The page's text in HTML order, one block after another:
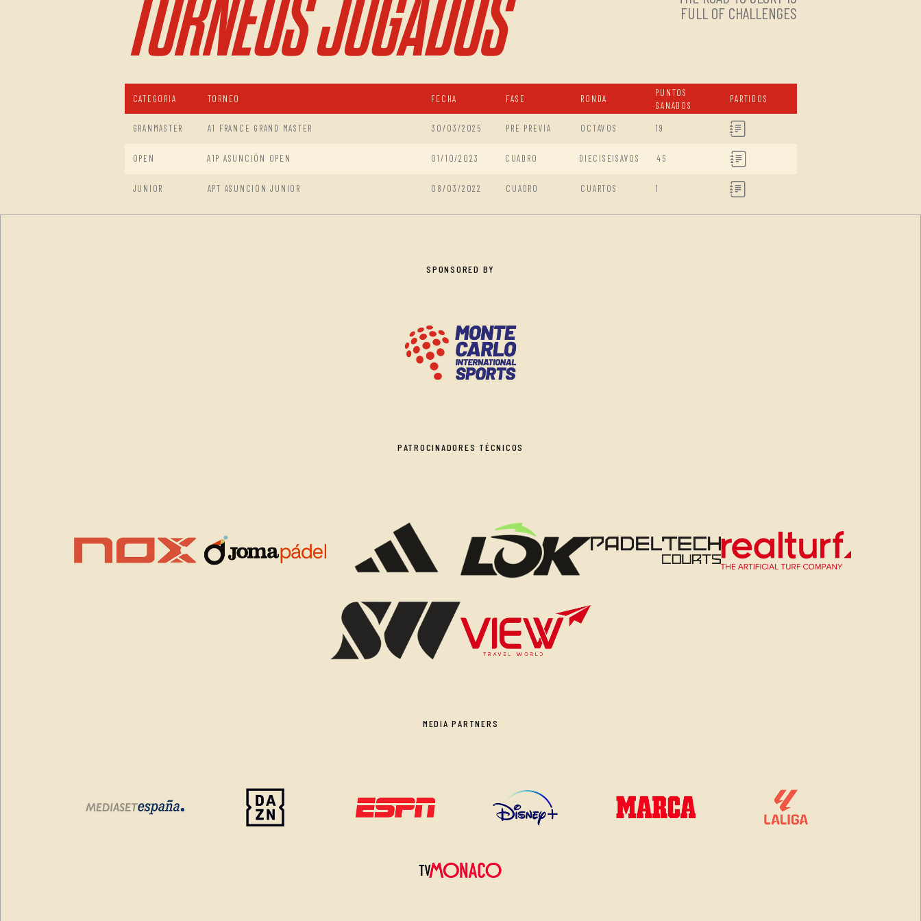
TORNEOS JUGADOS
FULL OF CHALLENGES
CATEGORIA TORNEO FECHA FASE RONDA
PUNTOS
GANADOS
PARTIDOS
GRANMASTER A1 FRANCE GRAND MASTER 30/03/2025 PRE PREVIA OCTAVOS 19
OPEN A1P ASUNCIÓN OPEN 01/10/2023 CUADRO DIECISEISAVOS 45
JUNIOR APT ASUNCION JUNIOR 08/03/2022 CUADRO CUARTOS 1
SPONSORED BY
PATROCINADORES TÉCNICOS
MEDIA PARTNERS